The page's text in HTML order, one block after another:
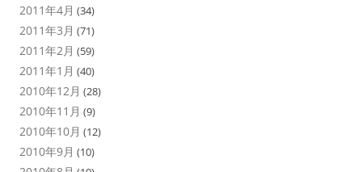
2011年4月 (34)
2011年3月 (71)
2011年2月 (59)
2011年1月 (40)
2010年12月 (28)
2010年11月 (9)
2010年10月 (12)
2010年9月 (10)